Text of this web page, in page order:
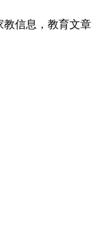
信息，教育文章